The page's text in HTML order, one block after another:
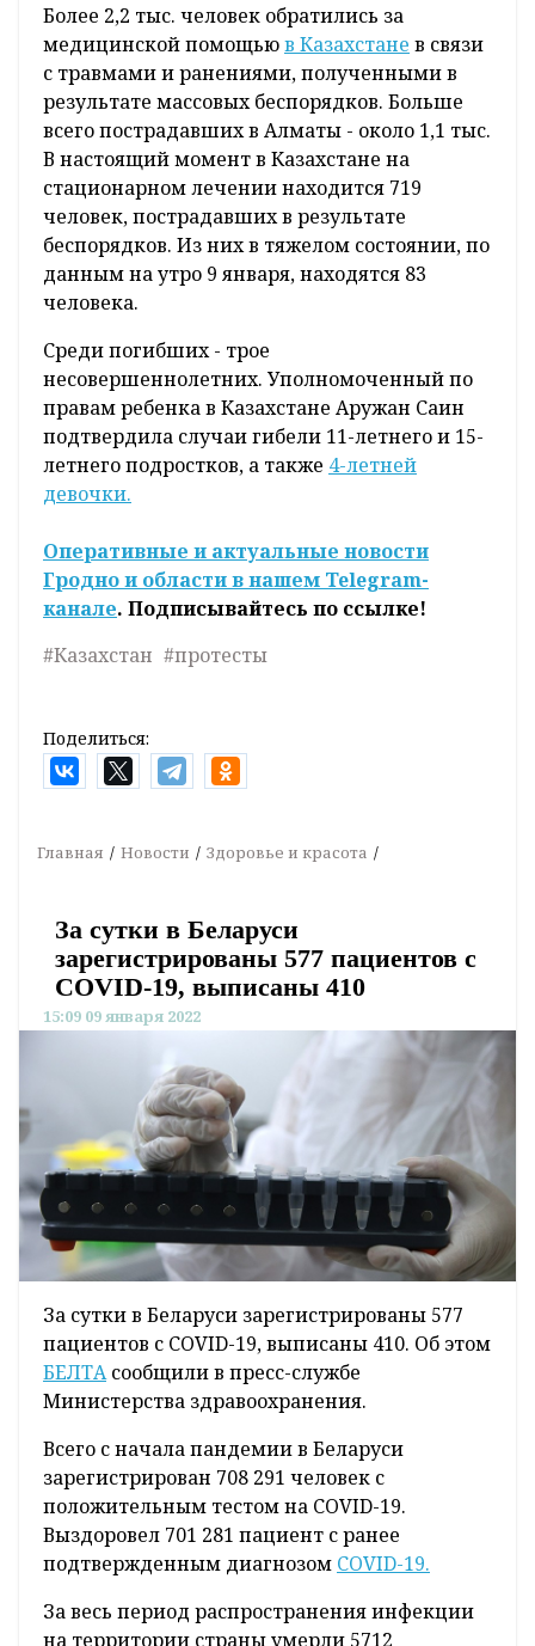
Более 2,2 тыс. человек обратились за
медицинской помощьюв Казахстане в связи
с травмами и ранениями, полученными в
результате массовых беспорядков. Больше
всего пострадавших в Алматы - около 1,1 тыс.
В настоящий момент в Казахстане на
стационарном лечении находится 719
человек, пострадавших в результате
беспорядков. Из них в тяжелом состоянии, по
данным на утро 9 января, находятся 83
человека.
Среди погибших - трое
несовершеннолетних. Уполномоченный по
правам ребенка в Казахстане Аружан Саин
подтвердила случаи гибели 11-летнего и 15-
летнего подростков, а также 4-летней
девочки.
Оперативные и актуальные новости
Гродно и области в нашем Telegram-
канале. Подписывайтесь по ссылке!
#Казахстан #протесты
Поделиться:
Главная Новости Здоровье и красота
За сутки в Беларуси
зарегистрированы 577 пациентов с
COVID-19, выписаны 410
15:09 09 января 2022
За сутки в Беларуси зарегистрированы 577
пациентов с COVID-19, выписаны 410. Об этом
БЕЛТАсообщили в пресс-службе
Министерства здравоохранения.
Всего с начала пандемии в Беларуси
зарегистрирован 708 291 человек с
положительным тестом на COVID-19.
Выздоровел 701 281 пациент с ранее
подтвержденным диагнозом COVID-19.
За весь период распространения инфекции
на территории страны умерли 5712